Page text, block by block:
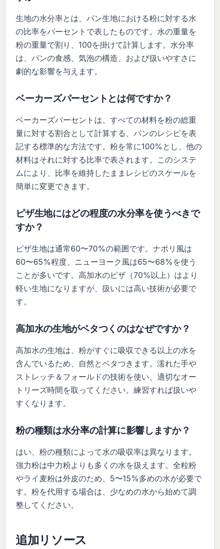
生地の水分率とは、パン生地における粉に対する水
の比率をパーセントで表したものです。水の重量を
粉の重量で割り、100を掛けて計算します。水分率
は、パンの食感、気泡の構造、および扱いやすさに
劇的な影響を与えます。
ベーカーズパーセントとは何ですか？
ベーカーズパーセントは、すべての材料を粉の総重
量に対する割合として計算する、パンのレシピを表
記する標準的な方法です。粉を常に100%とし、他の
材料はそれに対する比率で表されます。このシステ
ムにより、比率を維持したままレシピのスケールを
簡単に変更できます。
ピザ生地にはどの程度の水分率を使うべきで
すか？
ピザ生地は通常60〜70%の範囲です。ナポリ風は
60〜65%程度、ニューヨーク風は65〜68%を使う
ことが多いです。高加水のピザ（70%以上）はより
軽い生地になりますが、扱いには高い技術が必要で
す。
高加水の生地がベタつくのはなぜですか？
高加水の生地は、粉がすぐに吸収できる以上の水を
含んでいるため、自然とベタつきます。濡れた手や
ストレッチ＆フォールドの技術を使い、適切なオー
トリーズ時間を取ってください。練習すれば扱いや
すくなります。
粉の種類は水分率の計算に影響しますか？
はい、粉の種類によって水の吸収率は異なります。
強力粉は中力粉よりも多くの水を扱えます。全粒粉
やライ麦粉は外皮のため、5〜15%多めの水が必要で
す。粉を代用する場合は、少なめの水から始めて調
整してください。
追加リソース